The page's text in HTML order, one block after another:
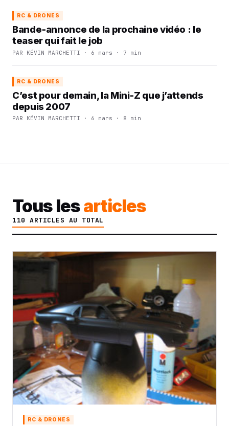
RC & DRONES
Bande‑annonce de la prochaine vidéo : le
teaser qui fait le job
PAR KÉVIN MARCHETTI · 6 mars · 7 min
RC & DRONES
C’est pour demain, la Mini‑Z que j’attends
depuis 2007
PAR KÉVIN MARCHETTI · 6 mars · 8 min
Tous lesarticles
110 ARTICLES AU TOTAL
RC & DRONES